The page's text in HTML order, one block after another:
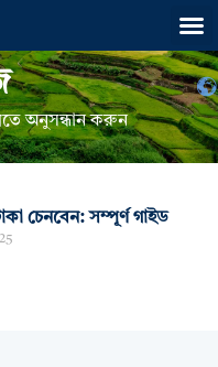
অনুসন্ধান করুন
চেনবেন: সম্পূর্ণ গাইড